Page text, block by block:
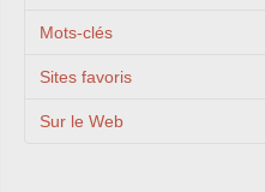
Mots-clés
Sites favoris
Sur le Web